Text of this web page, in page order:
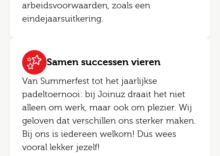
arbeidsvoorwaarden, zoals een
eindejaarsuitkering.
Samen successen vieren
Van Summerfest tot het jaarlijkse
padeltoernooi: bij Joinuz draait het niet
alleen om werk, maar ook om plezier. Wij
geloven dat verschillen ons sterker maken.
Bij ons is iedereen welkom! Dus wees
vooral lekker jezelf!